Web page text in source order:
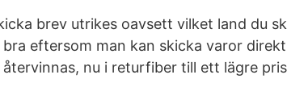
brev utrikes oavsett vilket land du
eftersom man kan skicka varor
nu i returfiber till ett lägre